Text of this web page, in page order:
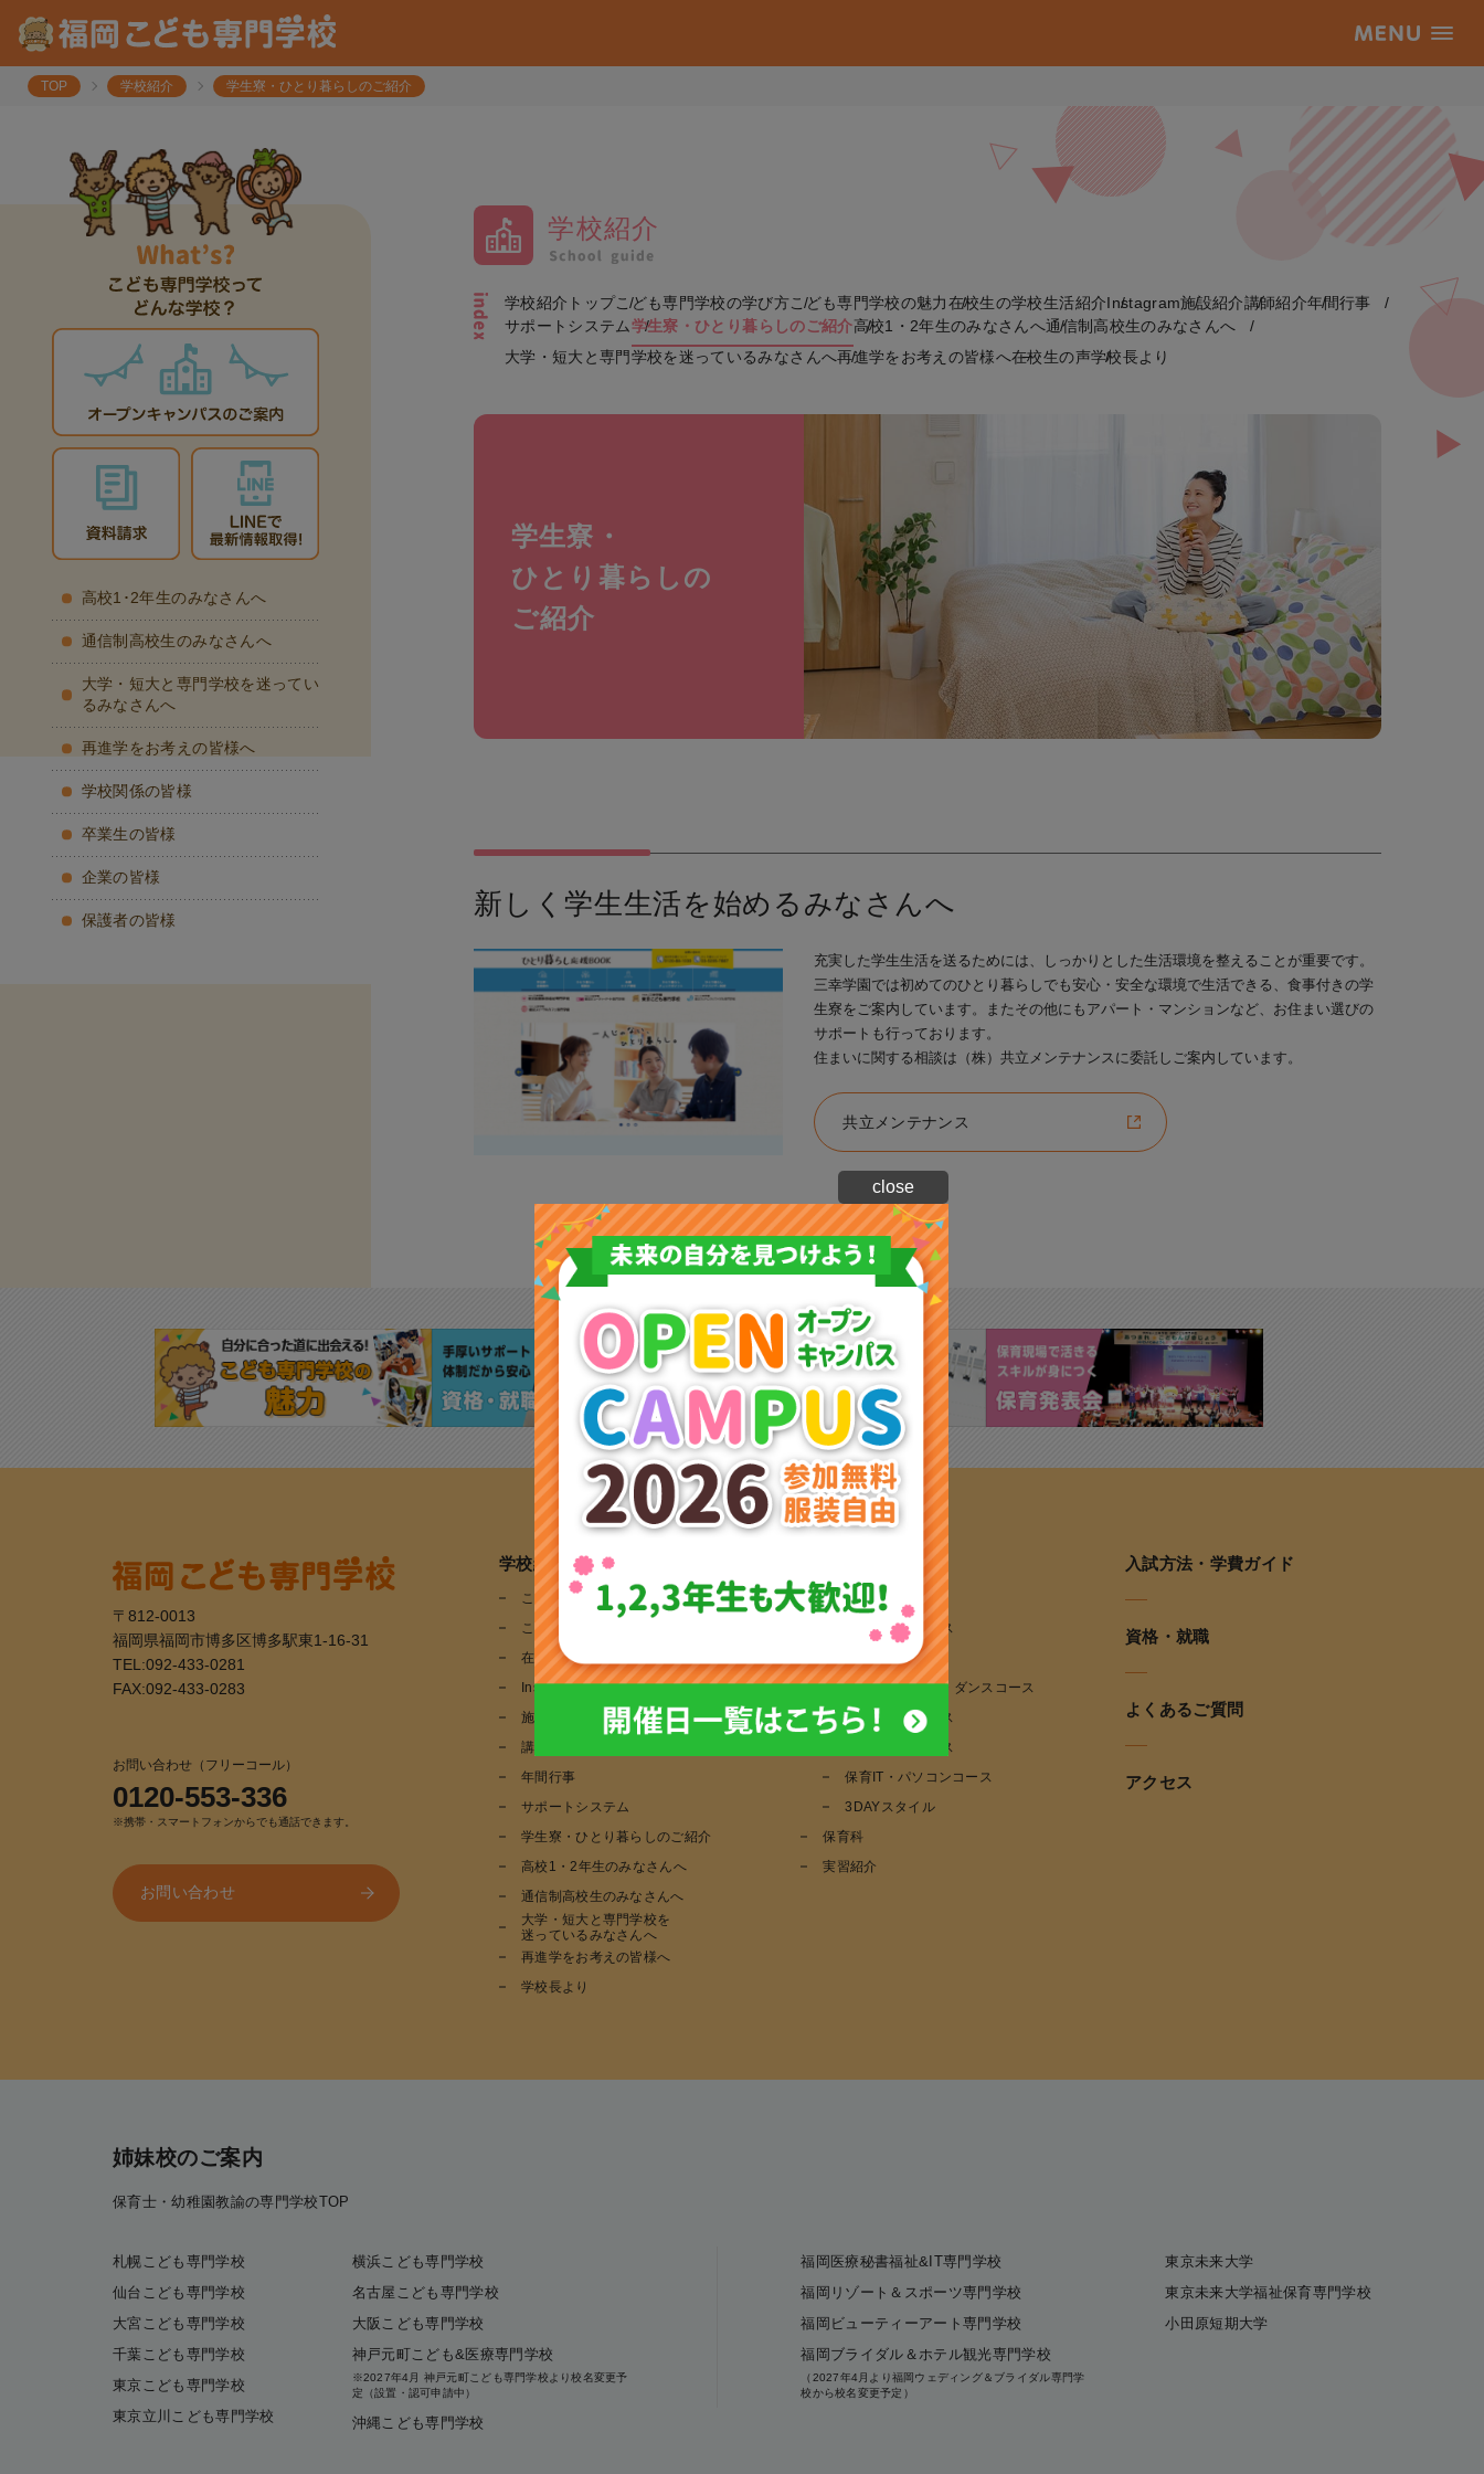
TOP 学校紹介 学生寮・ひとり暮らしのご紹介
高校1･2年生のみなさんへ
通信制高校生のみなさんへ
大学・短大と専門学校を迷ってい
るみなさんへ
再進学をお考えの皆様へ
学校関係の皆様
卒業生の皆様
企業の皆様
保護者の皆様
学校紹介
学校紹介トップこども専門学校の学び方こども専門学校の魅力在校生の学校生活紹介Instagram施設紹介講師紹介年間行事
サポートシステム学生寮・ひとり暮らしのご紹介高校1・2年生のみなさんへ通信制高校生のみなさんへ
大学・短大と専門学校を迷っているみなさんへ再進学をお考えの皆様へ在校生の声学校長より
学生寮・
ひとり暮らしの
ご紹介
新しく学生生活を始めるみなさんへ
充実した学生生活を送るためには、しっかりとした生活環境を整えることが重要です。
三幸学園では初めてのひとり暮らしでも安心・安全な環境で生活できる、食事付きの学
生寮をご案内しています。またその他にもアパート・マンションなど、お住まい選びの
サポートも行っております。
住まいに関する相談は（株）共立メンテナンスに委託しご案内しています。
共立メンテナンス
〒812-0013
福岡県福岡市博多区博多駅東1-16-31
TEL:092-433-0281
FAX:092-433-0283
お問い合わせ（フリーコール）
0120-553-336
※携帯・スマートフォンからでも通話できます。
お問い合わせ
学校紹介
こども専門学校の学び方
こども専門学校の魅力
在校生の学校生活紹介
Instagram
施設紹介
講師紹介
年間行事
サポートシステム
学生寮・ひとり暮らしのご紹介
高校1・2年生のみなさんへ
通信制高校生のみなさんへ
大学・短大と専門学校を
迷っているみなさんへ
再進学をお考えの皆様へ
学校長より
学科・コース紹介
こども総合学科
こども心理コース
病児保育コース
こどもスポーツ・ダンスコース
こども食育コース
こども音楽コース
保育IT・パソコンコース
3DAYスタイル
保育科
実習紹介
入試方法・学費ガイド
資格・就職
よくあるご質問
アクセス
姉妹校のご案内
保育士・幼稚園教諭の専門学校TOP
札幌こども専門学校
仙台こども専門学校
大宮こども専門学校
千葉こども専門学校
東京こども専門学校
東京立川こども専門学校
横浜こども専門学校
名古屋こども専門学校
大阪こども専門学校
神戸元町こども&医療専門学校
※2027年4月 神戸元町こども専門学校より校名変更予
定（設置・認可申請中）
沖縄こども専門学校
福岡医療秘書福祉&IT専門学校
福岡リゾート＆スポーツ専門学校
福岡ビューティーアート専門学校
福岡ブライダル＆ホテル観光専門学校
（2027年4月より福岡ウェディング＆ブライダル専門学
校から校名変更予定）
東京未来大学
東京未来大学福祉保育専門学校
小田原短期大学
close